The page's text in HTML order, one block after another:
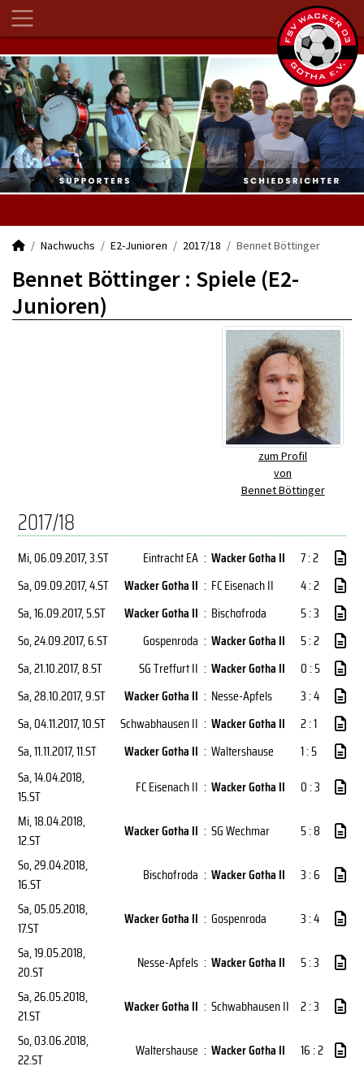
Nachwuchs E2-Junioren 2017/18 Bennet Böttinger
Bennet Böttinger : Spiele (E2-
Junioren)
zum Profil
von
Bennet Böttinger
2017/18
Mi, 06.09.2017, 3.ST Eintracht EA : Wacker Gotha II
7 : 2
Sa, 09.09.2017, 4.ST Wacker Gotha II : FC Eisenach II
4 : 2
Sa, 16.09.2017, 5.ST Wacker Gotha II : Bischofroda
5 : 3
So, 24.09.2017, 6.ST Gospenroda : Wacker Gotha II
5 : 2
Sa, 21.10.2017, 8.ST SG Treffurt II : Wacker Gotha II
0 : 5
Sa, 28.10.2017, 9.ST Wacker Gotha II : Nesse-Apfels
3 : 4
Sa, 04.11.2017, 10.ST Schwabhausen II : Wacker Gotha II
2 : 1
Sa, 11.11.2017, 11.ST Wacker Gotha II : Waltershause
1 : 5
Sa, 14.04.2018,
15.ST
FC Eisenach II : Wacker Gotha II
0 : 3
Mi, 18.04.2018,
12.ST
Wacker Gotha II : SG Wechmar
5 : 8
So, 29.04.2018,
16.ST
Bischofroda : Wacker Gotha II
3 : 6
Sa, 05.05.2018,
17.ST
Wacker Gotha II : Gospenroda
3 : 4
Sa, 19.05.2018,
20.ST
Nesse-Apfels : Wacker Gotha II
5 : 3
Sa, 26.05.2018,
21.ST
Wacker Gotha II : Schwabhausen II 2 : 3
So, 03.06.2018,
22.ST
Waltershause : Wacker Gotha II 16 : 2